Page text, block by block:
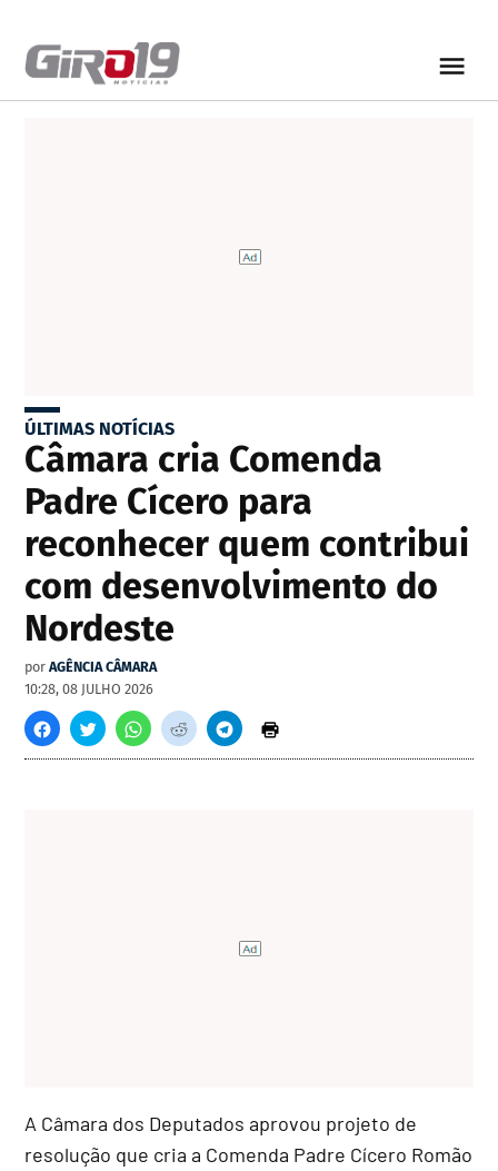
ÚLTIMAS NOTÍCIAS
Câmara cria Comenda
Padre Cícero para
reconhecer quem contribui
com desenvolvimento do
Nordeste
por AGÊNCIA CÂMARA
10:28, 08 JULHO 2026
A Câmara dos Deputados aprovou projeto de
resolução que cria a Comenda Padre Cícero Romão